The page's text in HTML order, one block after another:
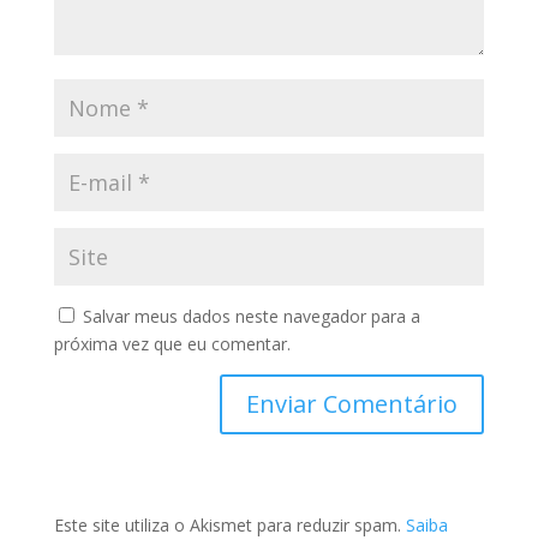
Salvar meus dados neste navegador para a
próxima vez que eu comentar.
Este site utiliza o Akismet para reduzir spam. Saiba